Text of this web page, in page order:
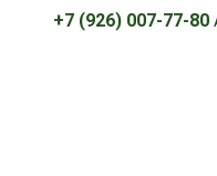
+7 (926) 007-77-80